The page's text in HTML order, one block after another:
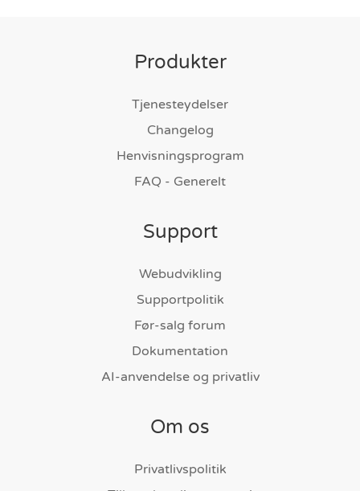
Produkter
Tjenesteydelser
Changelog
Henvisningsprogram
FAQ - Generelt
Support
Webudvikling
Supportpolitik
Før-salg forum
Dokumentation
AI-anvendelse og privatliv
Om os
Privatlivspolitik